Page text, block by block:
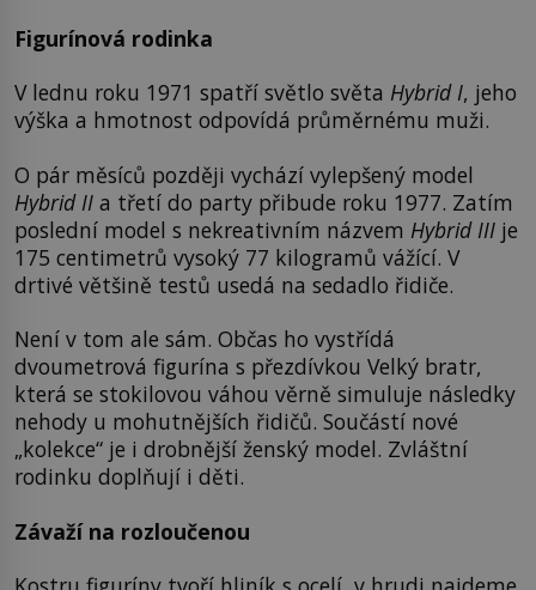
Figurínová rodinka
V lednu roku 1971 spatří světlo světa Hybrid I, jeho
výška a hmotnost odpovídá průměrnému muži.
O pár měsíců později vychází vylepšený model
Hybrid II a třetí do party přibude roku 1977. Zatím
poslední model s nekreativním názvem Hybrid III je
175 centimetrů vysoký 77 kilogramů vážící. V
drtivé většině testů usedá na sedadlo řidiče.
Není v tom ale sám. Občas ho vystřídá
dvoumetrová figurína s přezdívkou Velký bratr,
která se stokilovou váhou věrně simuluje následky
nehody u mohutnějších řidičů. Součástí nové
„kolekce“ je i drobnější ženský model. Zvláštní
rodinku doplňují i děti.
Závaží na rozloučenou